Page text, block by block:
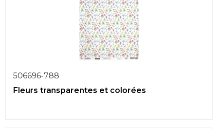
506696-788
Fleurs transparentes et colorées